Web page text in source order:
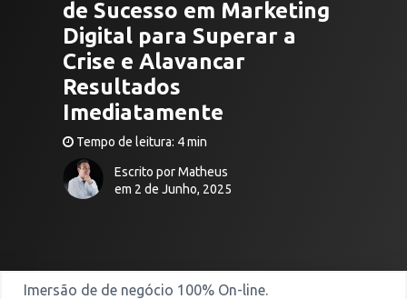
de Sucesso em Marketing
Digital para Superar a
Crise e Alavancar
Resultados
Imediatamente
Tempo de leitura: 4 min
Escrito por Matheus
em 2 de Junho, 2025
Imersão de de negócio 100% On-line.